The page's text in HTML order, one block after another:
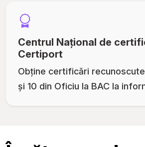
Centrul Național de
Certiport
Obține certificări
și 10 din Oficiu la BAC la